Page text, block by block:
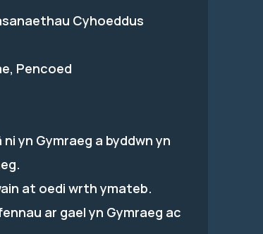
Cyhoeddus
Pencoed
yn Gymraeg a byddwn yn
at oedi wrth ymateb.
ar gael yn Gymraeg ac